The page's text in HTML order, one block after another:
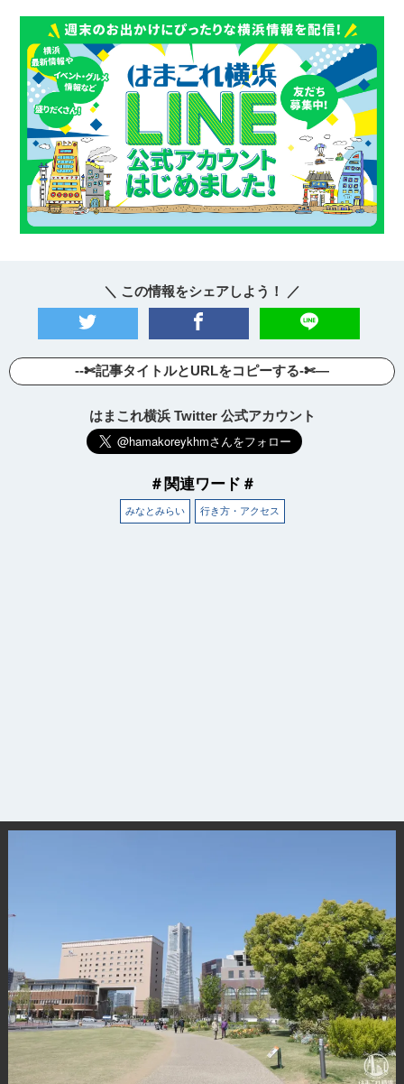
＼ この情報をシェアしよう！ ／
--✄記事タイトルとURLをコピーする-✄—
はまこれ横浜 Twitter 公式アカウント
＃関連ワード＃
みなとみらい 行き方・アクセス